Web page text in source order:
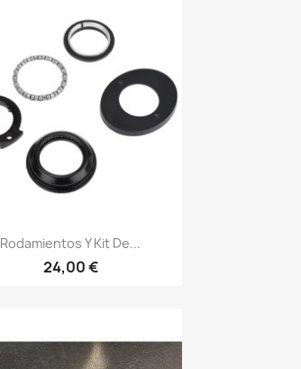
Vista rápida
Rodamientos Y Kit De...
24,00 €